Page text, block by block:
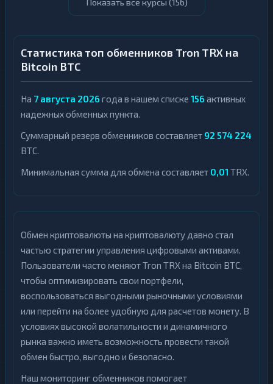
Показать все курсы (156)
Статистика топ обменников Tron TRX на
Bitcoin BTC
На 7 августа 2026 года в нашем списке 156 активных
надежных обменных пункта.
Суммарный резерв обменников составляет 92 574 224
BTC.
Минимальная сумма для обмена составляет 0,01 TRX.
Обмен криптовалюты на криптовалюту давно стал
частью стратегии управления цифровыми активами.
Пользователи часто меняют Tron TRX на Bitcoin BTC,
чтобы оптимизировать свои портфели,
воспользоваться выгодными рыночными условиями
или перейти на более удобную для расчетов монету. В
условиях высокой волатильности и динамичного
рынка важно иметь возможность провести такой
обмен быстро, выгодно и безопасно.
Наш мониторинг обменников помогает